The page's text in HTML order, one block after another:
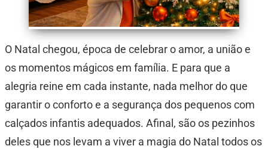
O Natal chegou, época de celebrar o amor, a união e
os momentos mágicos em família. E para que a
alegria reine em cada instante, nada melhor do que
garantir o conforto e a segurança dos pequenos com
calçados infantis adequados. Afinal, são os pezinhos
deles que nos levam a viver a magia do Natal todos os